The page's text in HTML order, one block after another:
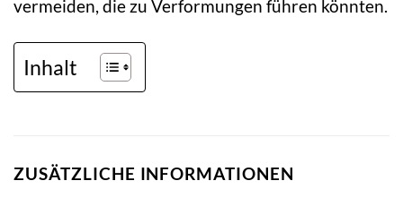
vermeiden, die zu Verformungen führen könnten.
Inhalt
ZUSÄTZLICHE INFORMATIONEN